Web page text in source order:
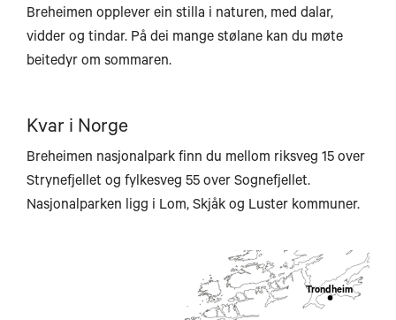
Breheimen opplever ein stilla i naturen, med dalar,
vidder og tindar. På dei mange stølane kan du møte
beitedyr om sommaren.
Kvar i Norge
Breheimen nasjonalpark finn du mellom riksveg 15 over
Strynefjellet og fylkesveg 55 over Sognefjellet.
Nasjonalparken ligg i Lom, Skjåk og Luster kommuner.
Trondheim